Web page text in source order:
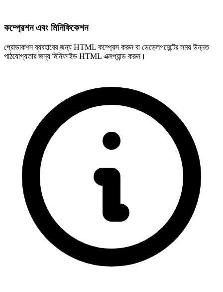
কম্প্রেশন এবং মিনিফিকেশন
প্রোডাকশন ব্যবহারের জন্য HTML কম্প্রেস করুন বা ডেভেলপমেন্টের সময় উন্নত
পাঠযোগ্যতার জন্য মিনিফাইড HTML এক্সপ্যান্ড করুন।